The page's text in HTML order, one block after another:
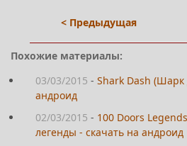
< Предыдущая
Похожие материалы:
03/03/2015 - Shark Dash (Шарк
андроид
02/03/2015 - 100 Doors
легенды - скачать на андроид